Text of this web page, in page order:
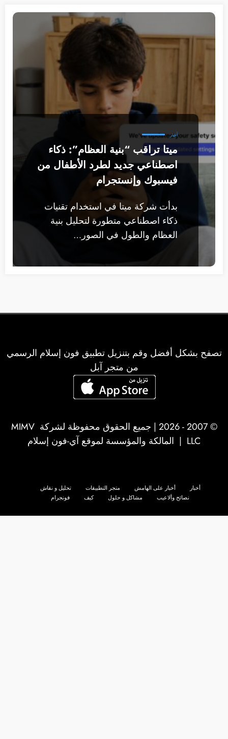
أخبار
ميتا تراقب “بنية العظام”: ذكاء
اصطناعي جديد لطرد الأطفال من
فيسبوك وإنستجرام
بدأت شركة ميتا في استخدام تقنيات
ذكاء اصطناعي متطورة لتحليل بنية
العظام والطول في الصور…
تصفح بشكل أفضل وقم بتنزيل تطبيق فون إسلام الرسمي
من متجر آبل
© 2007 - 2026 | جميع الحقوق محفوظة لشركة
MIMV
LLC | المالكة والمؤسسة لموقع آي-فون إسلام
أخبار أخبار على الهامش متجر التطبيقات
تحليل و نقاش
نصائح وألاعيب
مشاكل و حلول كيف فونجرام